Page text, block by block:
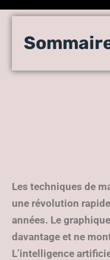
Les défis
numérique
Les techniques de
une révolution
années. Le
davantage et ne
L’intelligence